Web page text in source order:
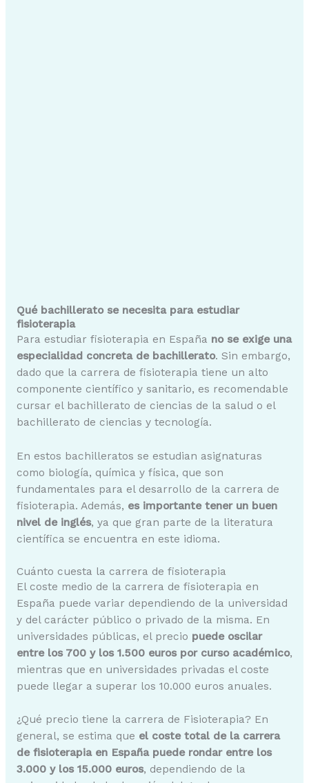
Qué bachillerato se necesita para estudiar
fisioterapia
Para estudiar fisioterapia en España no se exige una
especialidad concreta de bachillerato. Sin embargo,
dado que la carrera de fisioterapia tiene un alto
componente científico y sanitario, es recomendable
cursar el bachillerato de ciencias de la salud o el
bachillerato de ciencias y tecnología.
En estos bachilleratos se estudian asignaturas
como biología, química y física, que son
fundamentales para el desarrollo de la carrera de
fisioterapia. Además, es importante tener un buen
nivel de inglés, ya que gran parte de la literatura
científica se encuentra en este idioma.
Cuánto cuesta la carrera de fisioterapia
El coste medio de la carrera de fisioterapia en
España puede variar dependiendo de la universidad
y del carácter público o privado de la misma. En
universidades públicas, el precio puede oscilar
entre los 700 y los 1.500 euros por curso académico,
mientras que en universidades privadas el coste
puede llegar a superar los 10.000 euros anuales.
¿Qué precio tiene la carrera de Fisioterapia? En
general, se estima que el coste total de la carrera
de fisioterapia en España puede rondar entre los
3.000 y los 15.000 euros, dependiendo de la